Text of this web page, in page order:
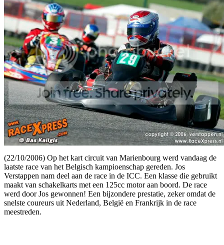
(22/10/2006) Op het kart circuit van Marienbourg werd vandaag de
laatste race van het Belgisch kampioenschap gereden. Jos
Verstappen nam deel aan de race in de ICC. Een klasse die gebruikt
maakt van schakelkarts met een 125cc motor aan boord. De race
werd door Jos gewonnen! Een bijzondere prestatie, zeker omdat de
snelste coureurs uit Nederland, België en Frankrijk in de race
meestreden.